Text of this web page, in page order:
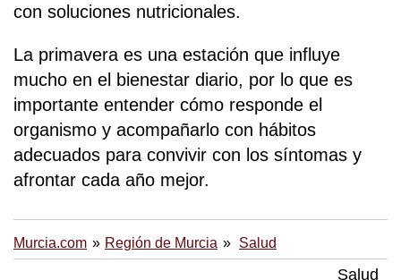
con soluciones nutricionales.
La primavera es una estación que influye
mucho en el bienestar diario, por lo que es
importante entender cómo responde el
organismo y acompañarlo con hábitos
adecuados para convivir con los síntomas y
afrontar cada año mejor.
Murcia.com Región de Murcia Salud
Salud